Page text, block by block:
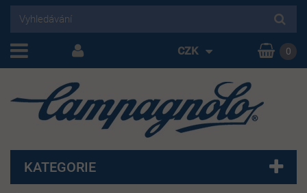
KATEGORIE
CZK 0